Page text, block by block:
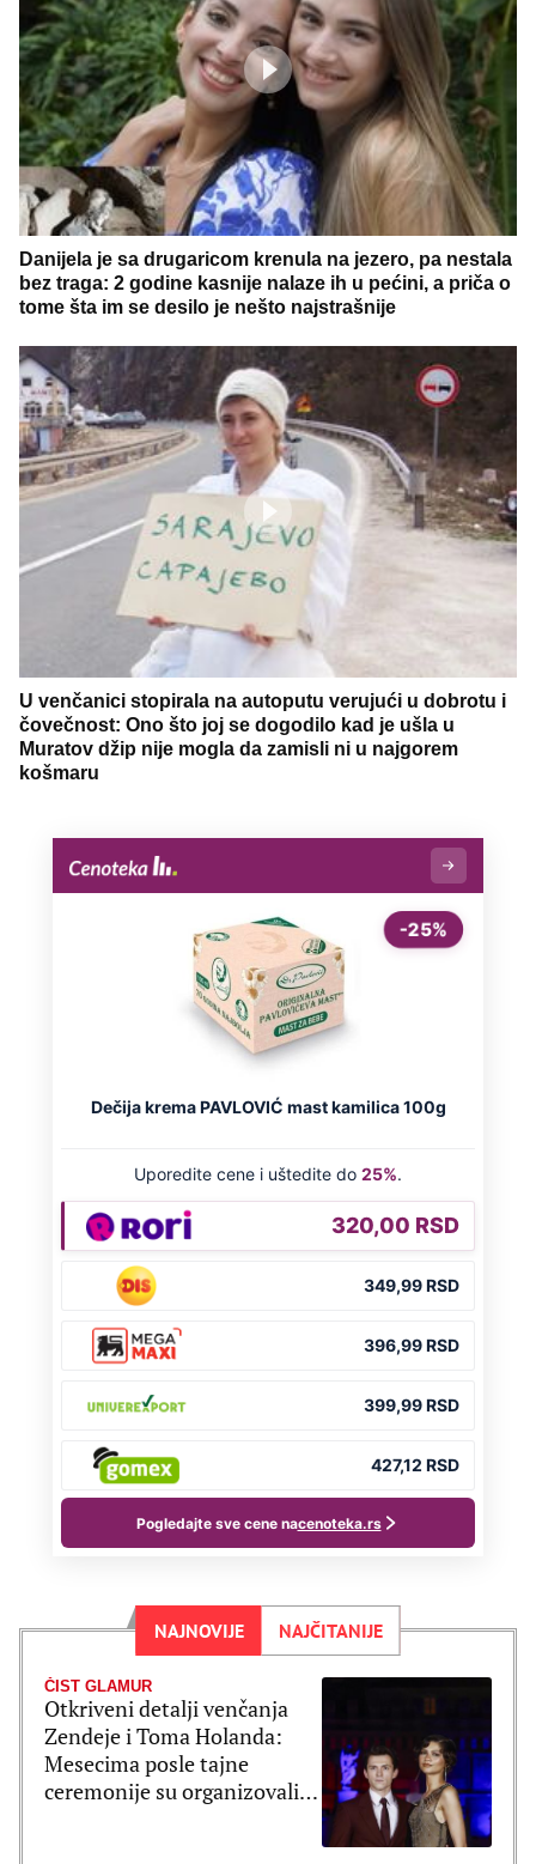
Danijela je sa drugaricom krenula na jezero, pa nestala
bez traga: 2 godine kasnije nalaze ih u pećini, a priča o
tome šta im se desilo je nešto najstrašnije
U venčanici stopirala na autoputu verujući u dobrotu i
čovečnost: Ono što joj se dogodilo kad je ušla u
Muratov džip nije mogla da zamisli ni u najgorem
košmaru
NAJNOVIJE NAJČITANIJE
ČIST GLAMUR
Otkriveni detalji venčanja
Zendeje i Toma Holanda:
Mesecima posle tajne
ceremonije su organizovali